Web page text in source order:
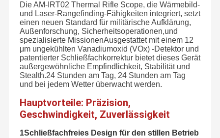
Die AM-IRT02 Thermal Rifle Scope, die Wärmebild-
und Laser-Rangefinding-Fähigkeiten integriert, setzt
einen neuen Standard für militärische Aufklärung,
Außenforschung, Sicherheitsoperationen,und
spezialisierte MissionenAusgestattet mit einem 12
μm ungekühlten Vanadiumoxid (VOx) -Detektor und
patentierter Schließfachkorrektur bietet dieses Gerät
außergewöhnliche Empfindlichkeit, Stabilität und
Stealth.24 Stunden am Tag, 24 Stunden am Tag
und bei jedem Wetter überwacht werden.
Hauptvorteile: Präzision,
Geschwindigkeit, Zuverlässigkeit
1Schließfachfreies Design für den stillen Betrieb